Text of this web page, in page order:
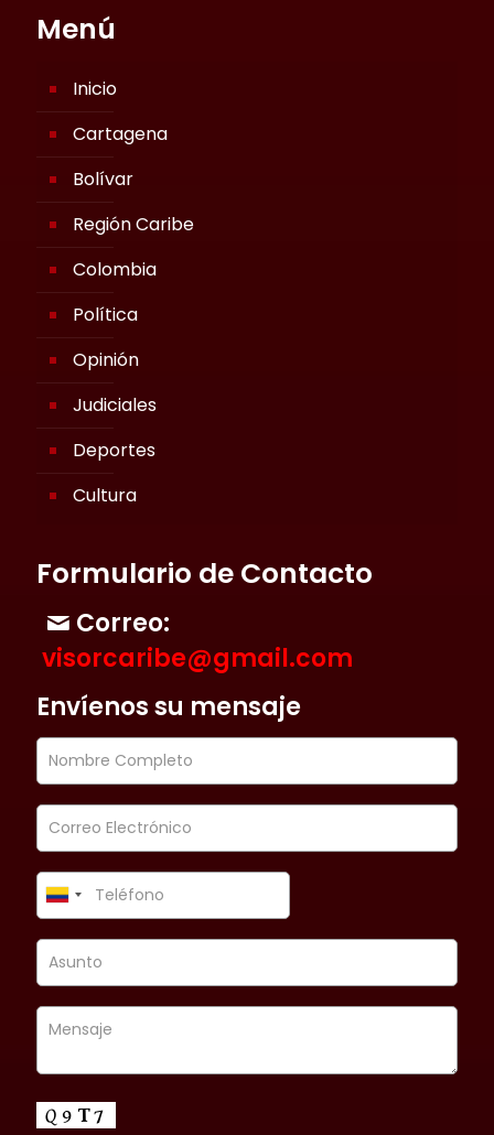
Menú
Inicio
Cartagena
Bolívar
Región Caribe
Colombia
Política
Opinión
Judiciales
Deportes
Cultura
Formulario de Contacto
Correo:
visorcaribe@gmail.com
Envíenos su mensaje